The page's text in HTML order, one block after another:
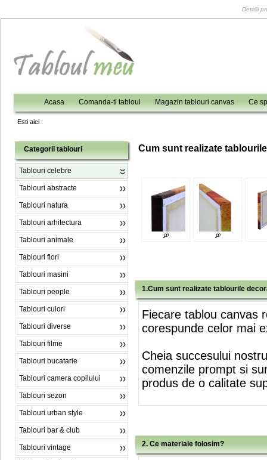
Detalii
Acasa Comanda-ti tabloul Magazin tablouri canvas Ce
Esti aici :
Categorii tablouri
Tablouri celebre
Tablouri abstracte
Tablouri natura
Tablouri arhitectura
Tablouri animale
Tablouri flori
Tablouri masini
Tablouri people
Tablouri culori
Tablouri diverse
Tablouri filme
Tablouri bucatarie
Tablouri camera copilului
Tablouri sezon
Tablouri urban style
Tablouri bar & club
Tablouri vintage
Cum sunt realizate
1.Cum sunt realizate tablourile
Fiecare tablou canvas
corespunde celor mai
Cheia succesului
comenzile prompt si
produs de o calitate
2. Ce materiale folosim?